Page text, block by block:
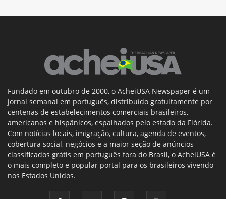
Fundado em outubro de 2000, o AcheiUSA Newspaper é um
jornal semanal em português, distribuído gratuitamente por
centenas de estabelecimentos comerciais brasileiros,
americanos e hispânicos, espalhados pelo estado da Flórida.
Com notícias locais, imigração, cultura, agenda de eventos,
cobertura social, negócios e a maior seção de anúncios
classificados grátis em português fora do Brasil, o AcheiUSA é
o mais completo e popular portal para os brasileiros vivendo
nos Estados Unidos.